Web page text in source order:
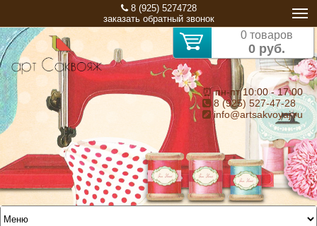
8 (925) 5274728
заказать обратный звонок
0 товаров
0 руб.
⏰ пн-пт 10:00 - 17:00
8 (925) 527-47-28
info@artsakvoyaj.ru